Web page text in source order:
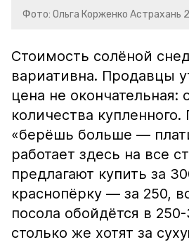
Фото: Ольга Корженко Астрахань
Стоимость солёной
вариативна. Продавцы
цена не окончательная:
количества
«берёшь больше —
работает здесь на все
предлагают купить за
краснопёрку — за 250,
посола обойдётся в
столько же хотят за